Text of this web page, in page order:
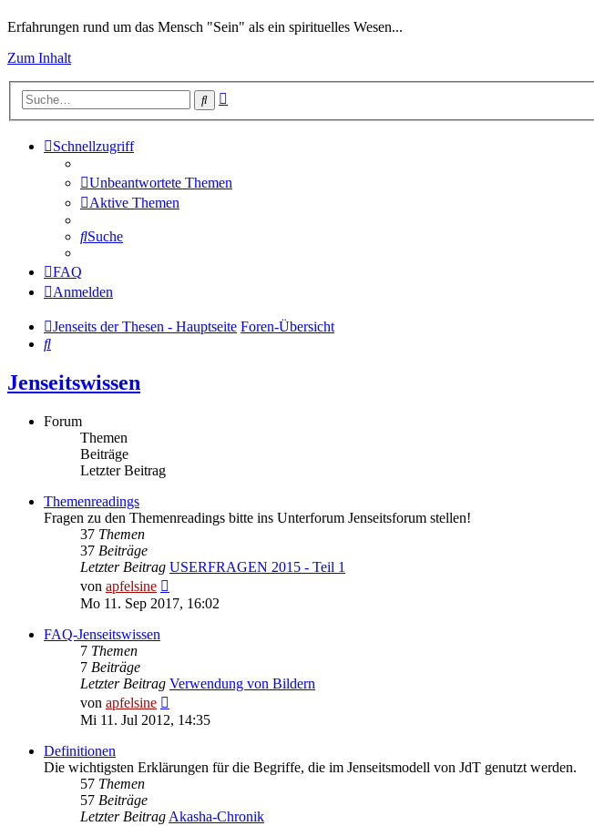
Erfahrungen rund um das Mensch "Sein" als ein spirituelles Wesen...
Zum Inhalt
Suche
Schnellzugriff
Unbeantwortete Themen
Aktive Themen
Suche
FAQ
Anmelden
Jenseits der Thesen - Hauptseite Foren-Übersicht
Suche
Jenseitswissen
Forum
Themen
Beiträge
Letzter Beitrag
Themenreadings
Fragen zu den Themenreadings bitte ins Unterforum Jenseitsforum stellen!
37 Themen
37 Beiträge
Letzter Beitrag USERFRAGEN 2015 - Teil 1
von apfelsine
Beitrag
Mo 11. Sep 2017, 16:02
FAQ-Jenseitswissen
7 Themen
7 Beiträge
Letzter Beitrag Verwendung von Bildern
von apfelsine
Beitrag
Mi 11. Jul 2012, 14:35
Definitionen
Die wichtigsten Erklärungen für die Begriffe, die im Jenseitsmodell von JdT genutzt werden.
57 Themen
57 Beiträge
Letzter Beitrag Akasha-Chronik